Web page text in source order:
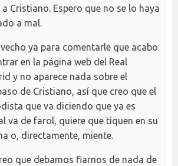
a Cristiano. Espero que no se lo haya
a mal.
ya para comentarle que acabo
en la página web del Real
y no aparece nada sobre el
de Cristiano, así que creo que el
que va diciendo que ya es
va de farol, quiere que tiquen en su
o, directamente, miente.
que debamos fiarnos de nada de